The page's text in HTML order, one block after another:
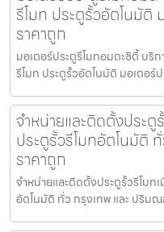
รีโมท ประตูรั้วอัตโนมัติ
ราคาถูก
มอเตอร์ประตูรีโมทอมตะซิตี้ บริ
รีโมท ประตูรั้วอัตโนมัติ มอเตอร์
จำหน่ายและติดตั้งประ
ประตูรั้วรีโมทอัตโนมัติ
ราคาถูก
จำหน่ายและติดตั้งประตูรั้วรีโมท
อัตโนมัติ ทั่ว กรุงเทพ และ ปริม